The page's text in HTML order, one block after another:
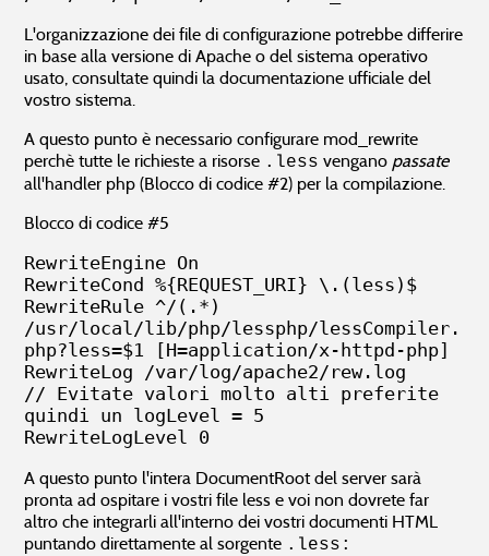
L'organizzazione dei file di configurazione potrebbe differire
in base alla versione di Apache o del sistema operativo
usato, consultate quindi la documentazione ufficiale del
vostro sistema.
A questo punto è necessario configurare mod_rewrite
perchè tutte le richieste a risorse .less vengano passate
all'handler php (Blocco di codice #2) per la compilazione.
Blocco di codice #5
RewriteEngine On
RewriteCond %{REQUEST_URI} \.(less)$
RewriteRule ^/(.*)
/usr/local/lib/php/lessphp/lessCompiler.
php?less=$1 [H=application/x-httpd-php]
RewriteLog /var/log/apache2/rew.log
// Evitate valori molto alti preferite
quindi un logLevel = 5
RewriteLogLevel 0
A questo punto l'intera DocumentRoot del server sarà
pronta ad ospitare i vostri file less e voi non dovrete far
altro che integrarli all'interno dei vostri documenti HTML
puntando direttamente al sorgente .less: